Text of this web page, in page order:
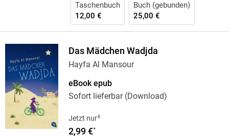
Taschenbuch
12,00 €
Buch (gebunden)
25,00 €
Das Mädchen Wadjda
Hayfa Al Mansour
eBook epub
Sofort lieferbar (Download)
Jetzt nur6
2,99 €*